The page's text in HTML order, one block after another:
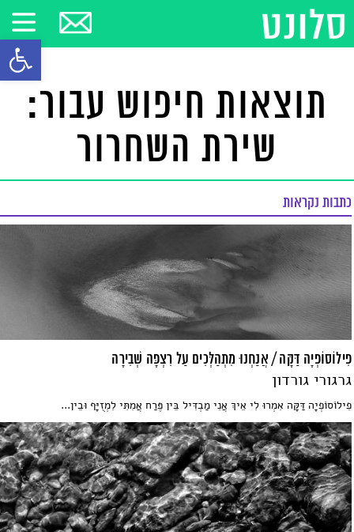
פתח
תוצאות חיפוש עבור:
שירת השחרור
כתבות נקראות
פִילוֹסוֹפְיָה דַּקָּה / אֲנַחְנוּ מִתְהַלְּכִים עַל רִצְפָּה שְׁבִירָה
גרגורי גורדון
פִילוֹסוֹפְיָה דַּקָּה אִמְרוּ לִי אֵיךְ אֲנִי מַבְדִּיל בֵּין פֶּרַח אֲמִתִּי לִמְזֻיָּף וּבֵין...